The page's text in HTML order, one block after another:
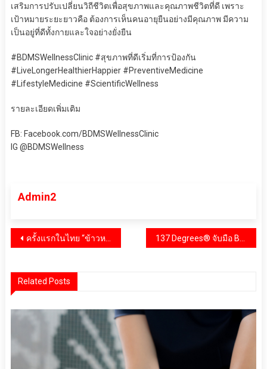
เสริมการปรับเปลี่ยนวิถีชีวิตเพื่อสุขภาพและคุณภาพชีวิตที่ดี เพราะ
เป้าหมายระยะยาวคือ ต้องการเห็นคนอายุยืนอย่างมีคุณภาพ มีความ
เป็นอยู่ที่ดีทั้งกายและใจอย่างยั่งยืน
#BDMSWellnessClinic #สุขภาพที่ดีเริ่มที่การป้องกัน
#LiveLongerHealthierHappier #PreventiveMedicine
#LifestyleMedicine #ScientificWellness
รายละเอียดเพิ่มเติม
FB: Facebook.com/BDMSWellnessClinic
IG @BDMSWellness
Admin2
แนะแนว
ครั้งแรกในไทย “ข้าวหมากไทย” ก้าวสู่เวทีโลก! โครงการ Thai Power Probiotics กรมส่งเสริมวัฒนธรรม กระทรวงวัฒนธรรม ร่วมกับการท่องเที่ยวแห่งประเทศไทยประกาศศักดา Soft Power อาหารหมักดองไทย ยกระดับภูมิปัญญาชุมชนสู่สุขภาพโลกที่ยั่งยืน
Related Posts